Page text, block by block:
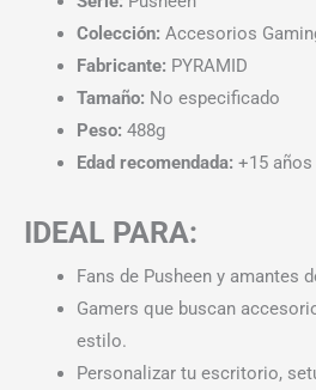
Colección: Accesorios
Fabricante: PYRAMID
Tamaño: No especificado
Peso: 488g
Edad recomendada: +15 años
IDEAL PARA:
Fans de Pusheen y amantes
Gamers que buscan
estilo.
Personalizar tu escritorio,